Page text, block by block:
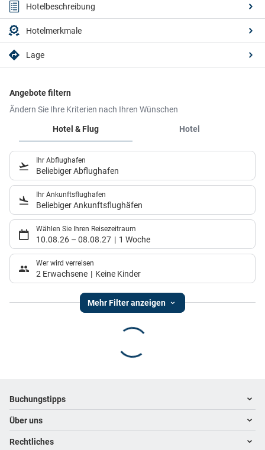
Hotelbeschreibung
Hotelmerkmale
Lage
Angebote filtern
Ändern Sie Ihre Kriterien nach Ihren Wünschen
Hotel & Flug
Hotel
Ihr Abflughafen
Beliebiger Abflughafen
Ihr Ankunftsflughafen
Beliebiger Ankunftsflughäfen
Wählen Sie Ihren Reisezeitraum
10.08.26 – 08.08.27 1 Woche
Wer wird verreisen
2 Erwachsene Keine Kinder
Mehr Filter anzeigen
Footer navigation
Buchungstipps
Warum im Reisebüro buchen
Hoteltipps
Über uns
Kontakt
Rechtliches